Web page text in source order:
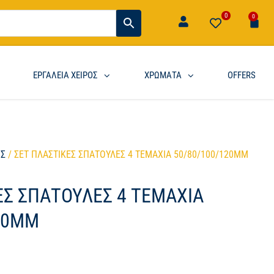
0 0
ΕΡΓΑΛΕΙΑ ΧΕΙΡΟΣ ΧΡΩΜΑΤΑ OFFERS
/ ΣΕΤ ΠΛΑΣΤΙΚΕΣ ΣΠΑΤΟΥΛΕΣ 4 ΤΕΜΑΧΙΑ 50/80/100/120MM
ΣΠΑΤΟΥΛΕΣ 4 ΤΕΜΑΧΙΑ